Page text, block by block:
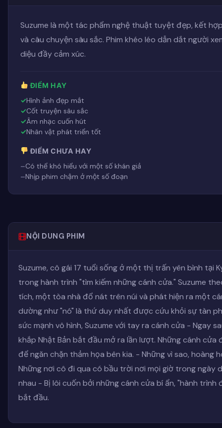
Suzume là một tác phẩm nghệ thuật tuyệt đẹp, kết
và câu chuyện sâu sắc. Phim khéo léo dẫn dắt người
diệu đầy cảm xúc.
ĐIỂM HAY
Hình ảnh đẹp mắt
Cốt truyện sâu sắc
Âm nhạc cuốn hút
Nhân vật phát triển tốt
ĐIỂM CHƯA HAY
Có thể khó hiểu với một số khán giả
Nhịp phim chậm ở một số đoạn
NỘI DUNG PHIM
Suzume, cô gái 17 tuổi sống ở một thị trấn yên bình tại
trong hành trình "tìm kiếm những cánh cửa." Suzume
tích, một tòa nhà đổ nát trên núi và phát hiện ra một
dường như "nó" là thứ duy nhất được cứu khỏi sự tàn
sức mạnh vô hình, Suzume với tay ra cánh cửa - Ngay
khắp Nhật Bản bắt đầu mở ra lần lượt. Những cánh cửa
để ngăn chặn thảm họa bên kia. - Những vì sao, hoàng
Những nơi cô đi qua có bầu trời nơi mọi giờ trong ngày
nhau - Bị lôi cuốn bởi những cánh cửa bí ẩn, "hành trình
bắt đầu.